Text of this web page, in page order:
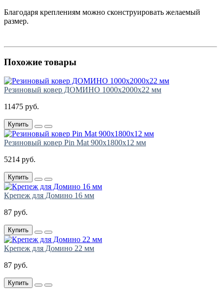
Благодаря креплениям можно сконструировать желаемый
размер.
Похожие товары
Резиновый ковер ДОМИНО 1000х2000х22 мм
11475 руб.
Купить
Резиновый ковер Pin Mat 900х1800х12 мм
5214 руб.
Купить
Крепеж для Домино 16 мм
87 руб.
Купить
Крепеж для Домино 22 мм
87 руб.
Купить